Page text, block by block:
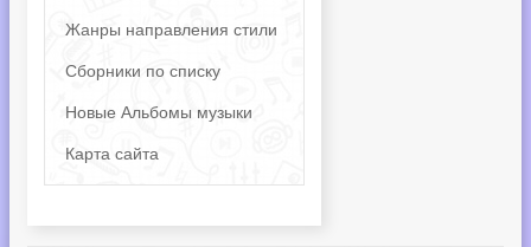
Жанры направления стили
Сборники по списку
Новые Альбомы музыки
Карта сайта